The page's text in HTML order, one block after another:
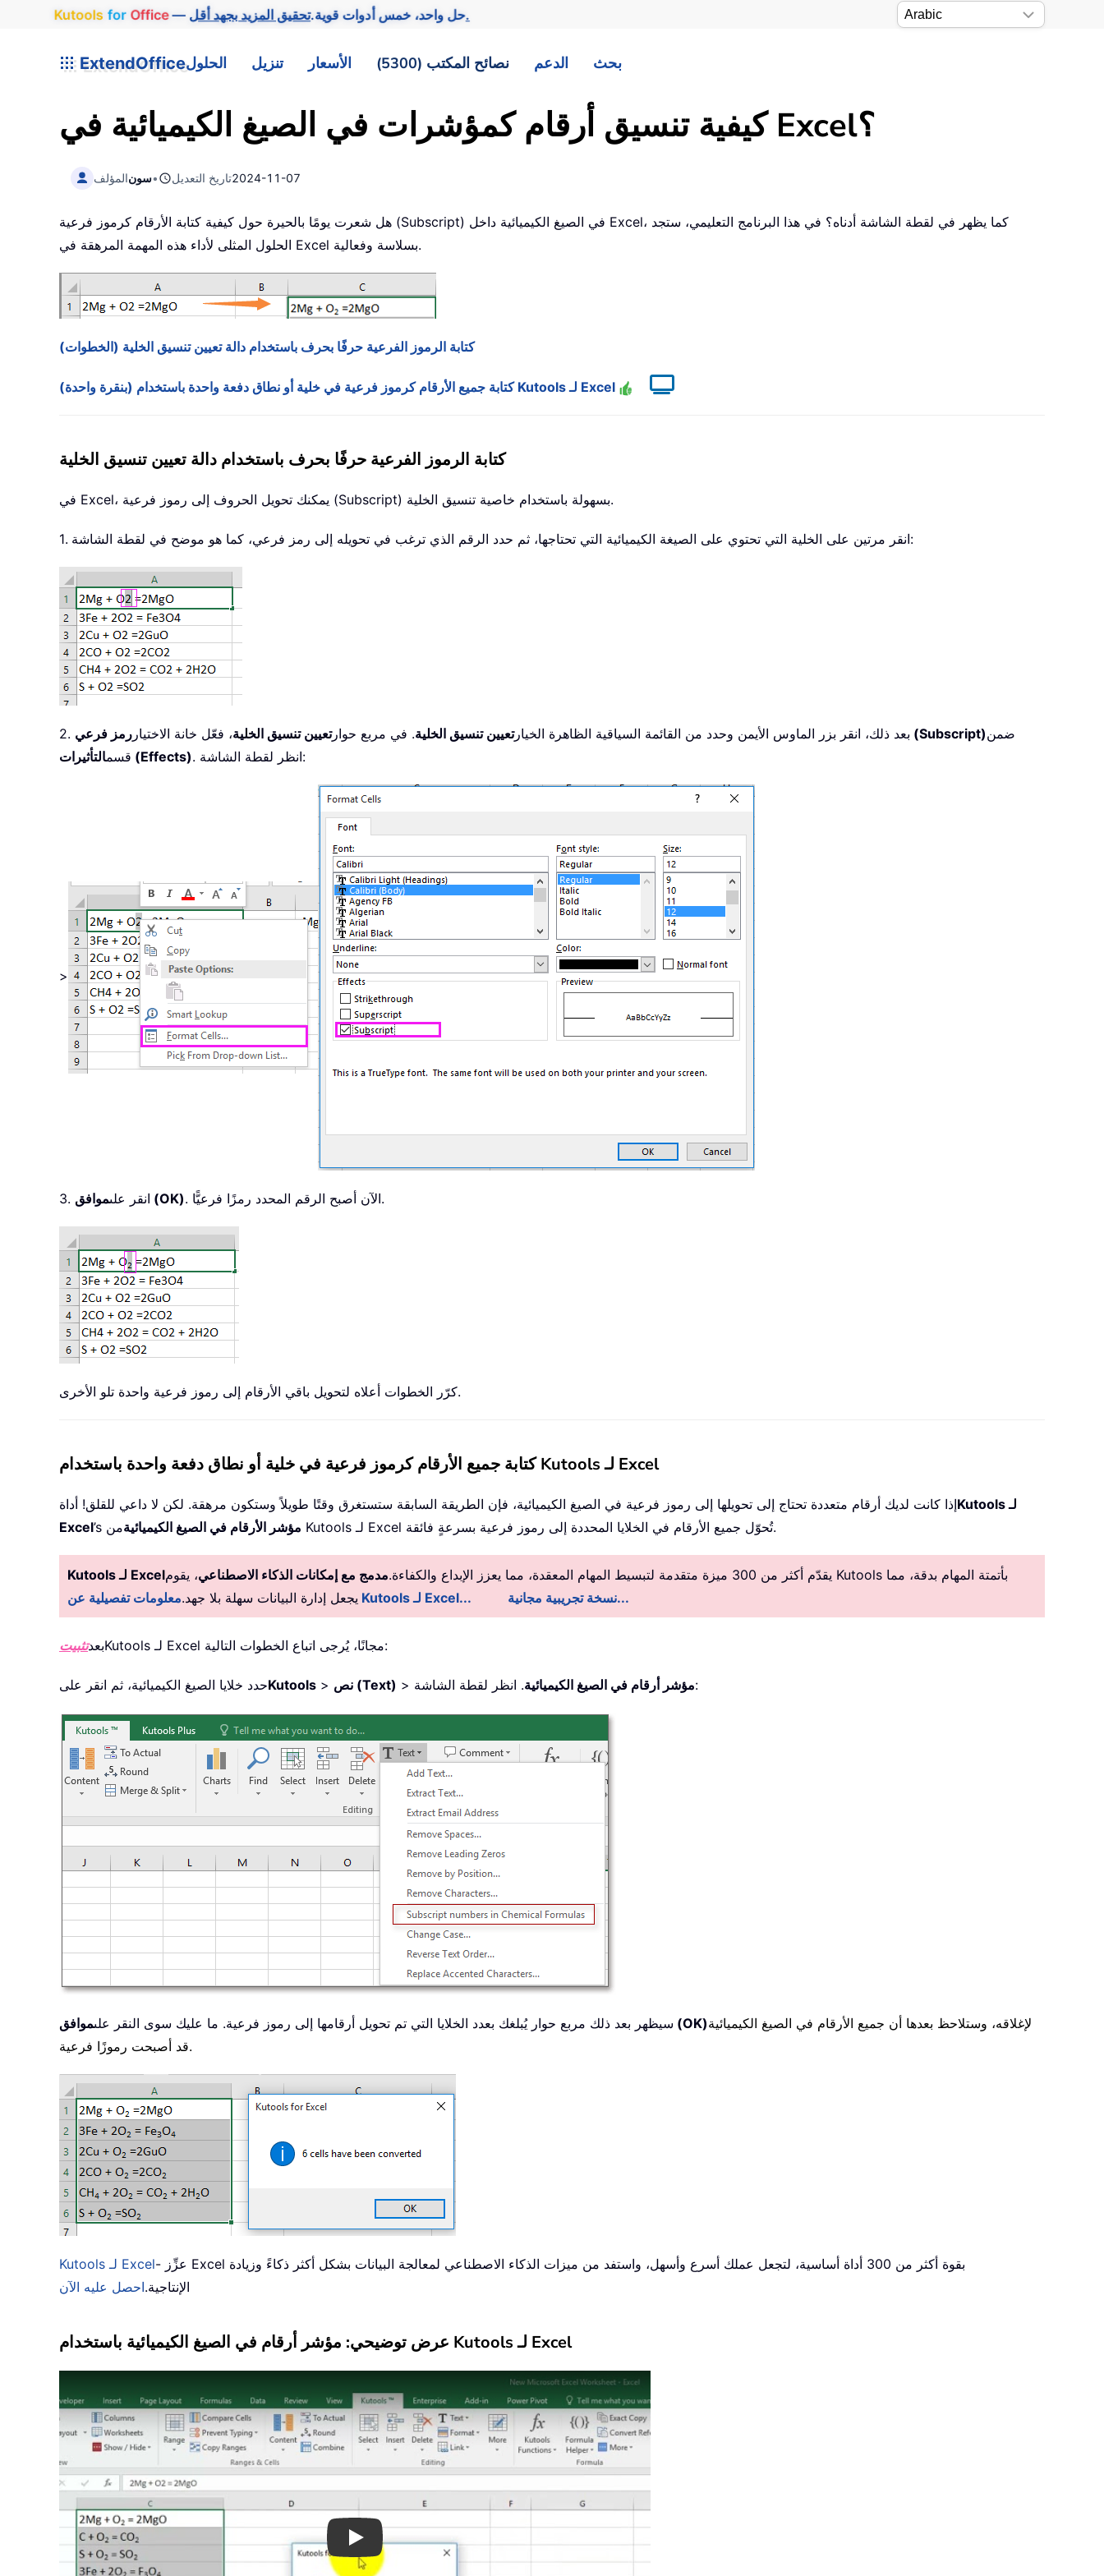
Kutools for Office — حل واحد، خمس أدوات قوية.تحقيق المزيد بجهد أقل.
ExtendOfficeالحلول تنزيل الأسعار نصائح المكتب (5300) الدعم بحث
كيفية تنسيق أرقام كمؤشرات في الصيغ الكيميائية في Excel؟
المؤلفسون• تاريخ التعديل2024-11-07
هل شعرت يومًا بالحيرة حول كيفية كتابة الأرقام كرموز فرعية (Subscript) في الصيغ الكيميائية داخل Excel، كما يظهر في لقطة الشاشة أدناه؟ في هذا البرنامج التعليمي، ستجد
الحلول المثلى لأداء هذه المهمة المرهقة في Excel بسلاسة وفعالية.
(الخطوات) كتابة الرموز الفرعية حرفًا بحرف باستخدام دالة تعيين تنسيق الخلية
(بنقرة واحدة) كتابة جميع الأرقام كرموز فرعية في خلية أو نطاق دفعة واحدة باستخدام Kutools لـ Excel
كتابة الرموز الفرعية حرفًا بحرف باستخدام دالة تعيين تنسيق الخلية
في Excel، يمكنك تحويل الحروف إلى رموز فرعية (Subscript) بسهولة باستخدام خاصية تنسيق الخلية.
1. انقر مرتين على الخلية التي تحتوي على الصيغة الكيميائية التي تحتاجها، ثم حدد الرقم الذي ترغب في تحويله إلى رمز فرعي، كما هو موضح في لقطة الشاشة:
2. بعد ذلك، انقر بزر الماوس الأيمن وحدد من القائمة السياقية الظاهرة الخيارتعيين تنسيق الخلية. في مربع حوارتعيين تنسيق الخلية، فعّل خانة الاختيار رمز فرعي (Subscript)ضمن
قسم التأثيرات (Effects) . انظر لقطة الشاشة:
>
3. انقر على موافق (OK) . الآن أصبح الرقم المحدد رمزًا فرعيًّا.
كرّر الخطوات أعلاه لتحويل باقي الأرقام إلى رموز فرعية واحدة تلو الأخرى.
كتابة جميع الأرقام كرموز فرعية في خلية أو نطاق دفعة واحدة باستخدام Kutools لـ Excel
إذا كانت لديك أرقام متعددة تحتاج إلى تحويلها إلى رموز فرعية في الصيغ الكيميائية، فإن الطريقة السابقة ستستغرق وقتًا طويلاً وستكون مرهقة. لكن لا داعي للقلق! أداةKutools لـ
Excel’s مؤشر الأرقام في الصيغ الكيميائية من Kutools لـ Excel تُحوّل جميع الأرقام في الخلايا المحددة إلى رموز فرعية بسرعةٍ فائقة.
Kutools لـ Excel يقدّم أكثر من 300 ميزة متقدمة لتبسيط المهام المعقدة، مما يعزز الإبداع والكفاءة. مدمج مع إمكانات الذكاء الاصطناعي، يقوم Kutools بأتمتة المهام بدقة، مما
يجعل إدارة البيانات سهلة بلا جهد.
معلومات تفصيلية عن Kutools لـ Excel... نسخة تجريبية مجانية...
بعدتثبيت Kutools لـ Excel مجانًا، يُرجى اتباع الخطوات التالية:
حدد خلايا الصيغ الكيميائية، ثم انقر علىKutools > نص (Text) > مؤشر أرقام في الصيغ الكيميائية. انظر لقطة الشاشة:
سيظهر بعد ذلك مربع حوار يُبلغك بعدد الخلايا التي تم تحويل أرقامها إلى رموز فرعية. ما عليك سوى النقر على موافق (OK)لإغلاقه، وستلاحظ بعدها أن جميع الأرقام في الصيغ الكيميائية
قد أصبحت رموزًا فرعية.
Kutools لـ Excel- عزِّز Excel بقوة أكثر من 300 أداة أساسية، لتجعل عملك أسرع وأسهل، واستفد من ميزات الذكاء الاصطناعي لمعالجة البيانات بشكل أكثر ذكاءً وزيادة
الإنتاجية.احصل عليه الآن
عرض توضيحي: مؤشر أرقام في الصيغ الكيميائية باستخدام Kutools لـ Excel
Play